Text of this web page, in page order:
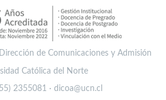
de Comunicaciones y Admisión
Católica del Norte
2355081 · dicoa@ucn.cl